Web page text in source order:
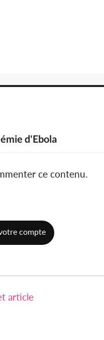
d'Ebola
ce contenu.
compte
article